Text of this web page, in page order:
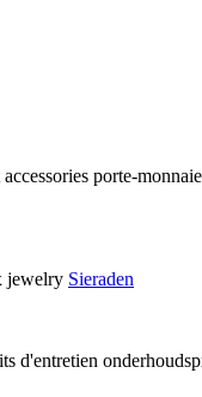
Sieraden